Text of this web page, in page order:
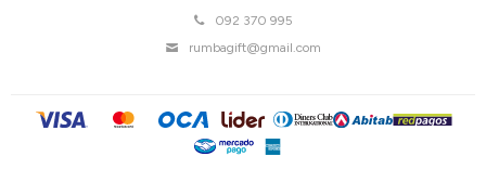
092 370 995
rumbagift@gmail.com